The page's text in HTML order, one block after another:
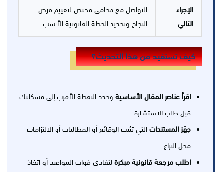
الإجراء
التالي
التواصل مع محامي مختص لتقييم فرص
النجاح وتحديد الخطة القانونية الأنسب.
كيف تستفيد من هذا التحديث؟
اقرأ عناصر المقال الأساسية وحدد النقطة الأقرب إلى مشكلتك
قبل طلب الاستشارة.
جهّز المستنداتالتي تثبت الوقائع أو المطالبات أو الالتزامات
محل النزاع.
اطلب مراجعة قانونية مبكرة لتفادي فوات المواعيد أو اتخاذ